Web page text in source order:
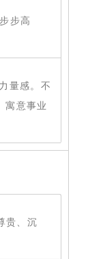
步高
量感。不
寓意事业
贵、沉